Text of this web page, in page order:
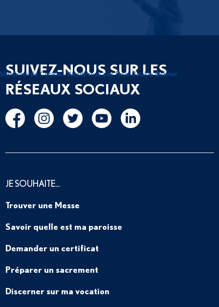
SUIVEZ-NOUS SUR LES
RÉSEAUX SOCIAUX
JE SOUHAITE…
Trouver une Messe
Savoir quelle est ma paroisse
Demander un certificat
Préparer un sacrement
Discerner sur ma vocation
Mentions de Cookies WordPress par Real Cookie Banner